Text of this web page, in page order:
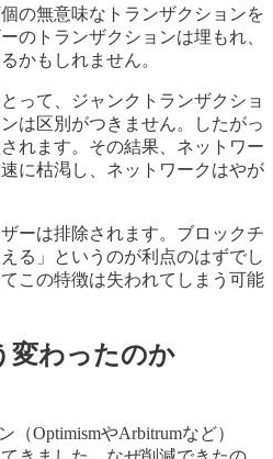
の無意味なトランザクションを
のトランザクションは埋もれ、
かもしれません。
って、ジャンクトランザクショ
は区別がつきません。したがっ
れます。その結果、ネットワー
に枯渇し、ネットワークはやが
ーは排除されます。ブロックチ
る」というのが利点のはずでし
この特徴は失われてしまう可能
変わったのか
（OptimismやArbitrumなど）